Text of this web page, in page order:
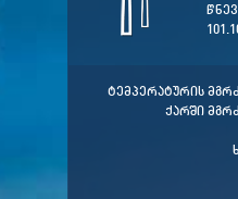
ტემპერატურის
ქარში